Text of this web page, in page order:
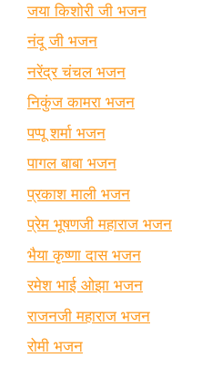
जया किशोरी जी भजन
नंदू जी भजन
नरेंद्र चंचल भजन
निकुंज कामरा भजन
पप्पू शर्मा भजन
पागल बाबा भजन
प्रकाश माली भजन
प्रेम भूषणजी महाराज भजन
भैया कृष्णा दास भजन
रमेश भाई ओझा भजन
राजनजी महाराज भजन
रोमी भजन